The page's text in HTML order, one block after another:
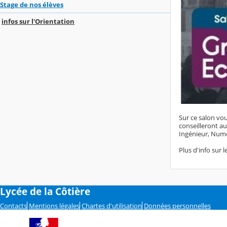
Stage de nos élèves
infos sur l'Orientation
Sur ce salon
conseilleront
Ingénieur,
Plus d'info sur
Lycée de la Côtière
Contacts Mentions légales Chartes d'utilisation Données personnelles